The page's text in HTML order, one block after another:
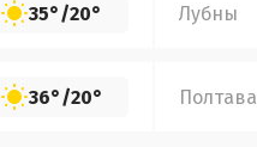
35°/20° Лубны
36°/20° Полтава